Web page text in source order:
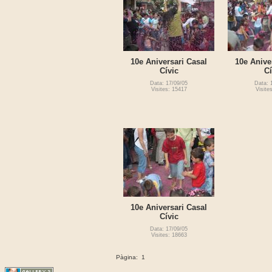
10e Aniversari Casal
Cívic
Data: 17/09/05
Visites: 15417
10e
Data:
10e Aniversari Casal
Cívic
Data: 17/09/05
Visites: 18663
Pàgina: 1